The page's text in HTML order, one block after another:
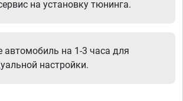
на установку тюнинга.
автомобиль на 1-3 часа для
настройки.